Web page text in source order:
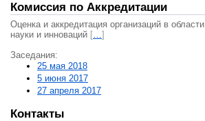
Комиссия по Аккредитации
Оценка и аккредитация организаций в области
науки и инноваций […]
Заседания:
25 мая 2018
5 июня 2017
27 апреля 2017
Контакты